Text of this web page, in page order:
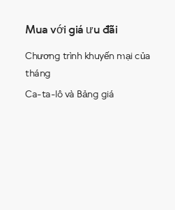
Mua với giá ưu đãi
Chương trình khuyến mại của
tháng
Ca-ta-lô và Bảng giá